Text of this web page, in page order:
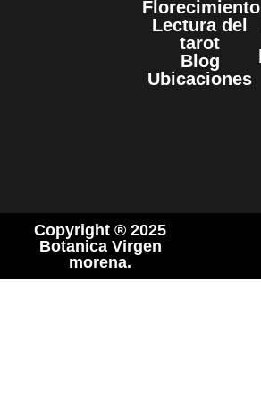
Florecimiento
Lectura del
tarot
Blog
Ubicaciones
Copyright ® 2025
Botanica Virgen
morena.